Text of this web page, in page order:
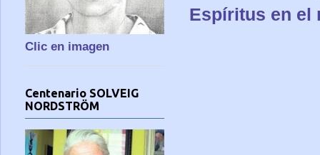
Espíritus en el
Clic en imagen
Centenario SOLVEIG
NORDSTRÖM